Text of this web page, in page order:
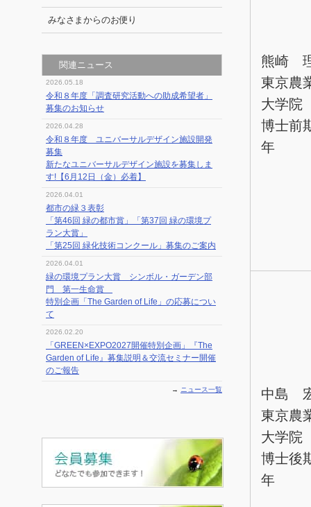
熊崎
東京農
大学院
博士前
年
中島
東京農
大学院
博士後
年
みなさまからのお便り
関連ニュース
2026.05.18
令和８年度「調査研究活動への助成希望者」
募集のお知らせ
2026.04.28
令和８年度 ユニバーサルデザイン施設開発
募集
新たなユニバーサルデザイン施設を募集しま
す!【6月12日（金）必着】
2026.04.01
都市の緑３表彰
「第46回 緑の都市賞」「第37回 緑の環境プ
ラン大賞」
「第25回 緑化技術コンクール」募集のご案内
2026.04.01
緑の環境プラン大賞 シンボル・ガーデン部
門 第一生命賞
特別企画「The Garden of Life」の応募につい
て
2026.02.20
「GREEN×EXPO2027開催特別企画」『The
Garden of Life』募集説明＆交流セミナー開催
のご報告
→ ニュース一覧